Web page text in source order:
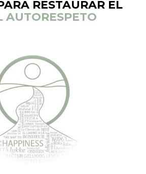
RESTAURAR EL
AUTORESPETO